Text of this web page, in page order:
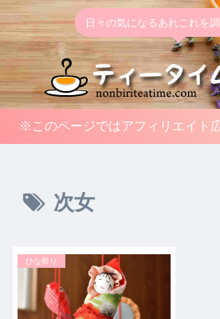
日々の気になるあれこれを調
※このページではアフィリエイト
次女
ひな祭り